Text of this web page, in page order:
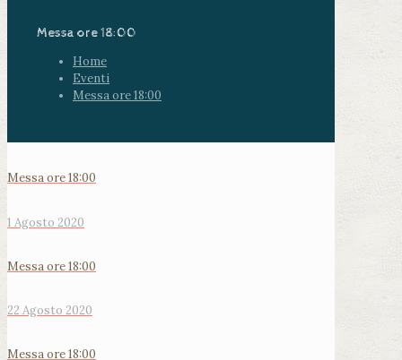
Messa ore 18:00
Home
Eventi
Messa ore 18:00
Messa ore 18:00
1 Agosto 2020
Messa ore 18:00
22 Agosto 2020
Messa ore 18:00